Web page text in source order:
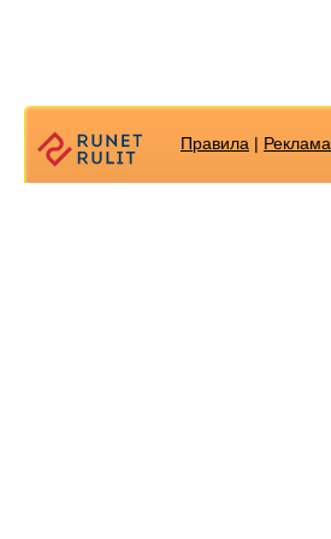
Правила | Реклама